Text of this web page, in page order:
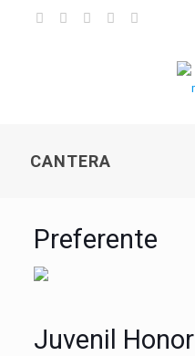
CANTERA
Preferente
Juvenil Honor